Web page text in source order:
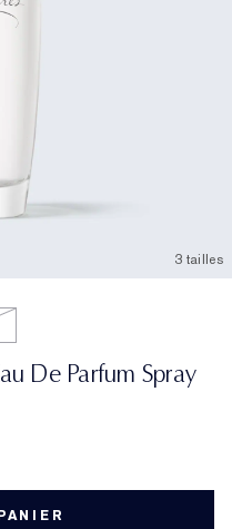
3 tailles
De Parfum Spray